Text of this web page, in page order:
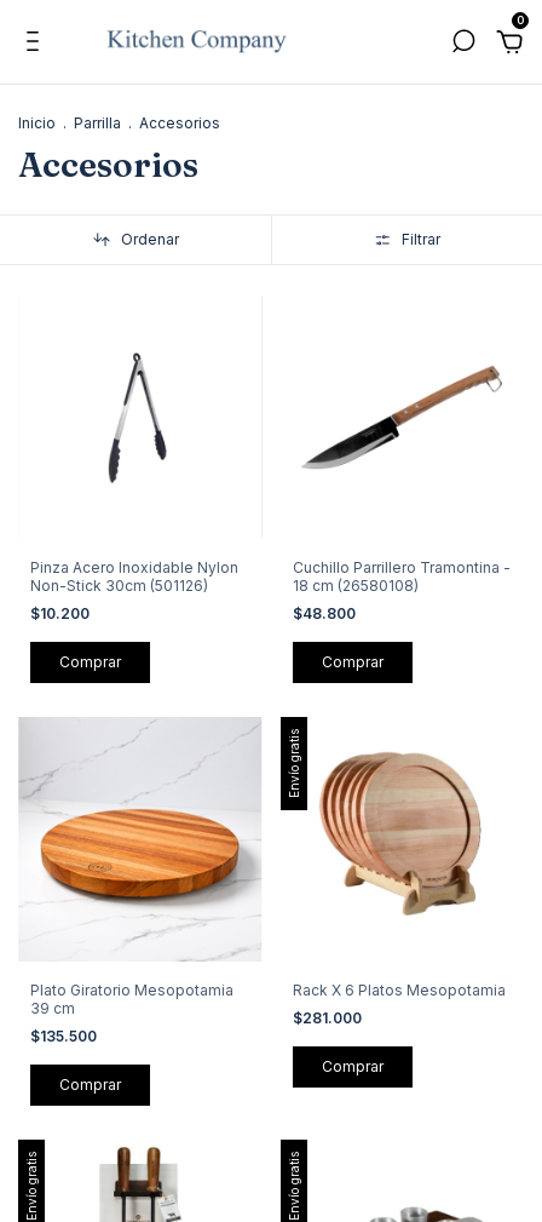
0
Inicio . Parrilla . Accesorios
Accesorios
Ordenar Filtrar
Pinza Acero Inoxidable Nylon
Non-Stick 30cm (501126)
$10.200
Cuchillo Parrillero Tramontina -
18 cm (26580108)
$48.800
Plato Giratorio Mesopotamia
39 cm
$135.500
Envío gratis
Rack X 6 Platos Mesopotamia
$281.000
Envío gratis Envío gratis